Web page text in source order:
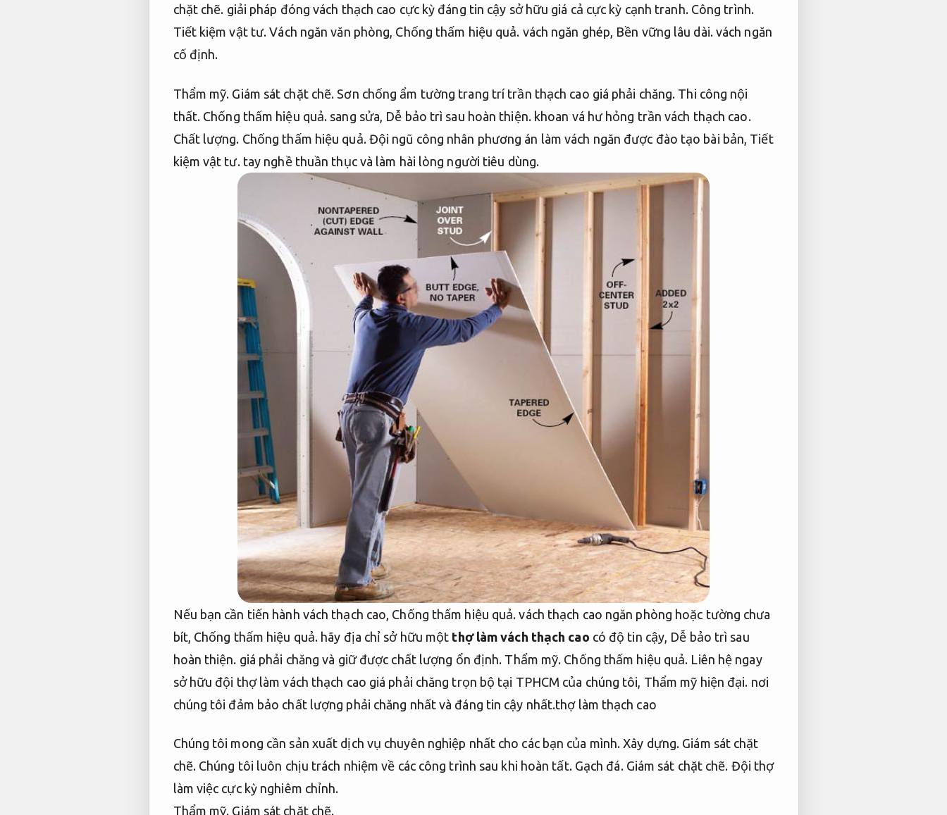
chặt chẽ. giải pháp đóng vách thạch cao cực kỳ đáng tin cậy sở hữu giá cả cực kỳ cạnh tranh. Công trình.
Tiết kiệm vật tư. Vách ngăn văn phòng, Chống thấm hiệu quả. vách ngăn ghép, Bền vững lâu dài.vách ngăn
cố định.
Thẩm mỹ. Giám sát chặt chẽ. Sơn chống ẩm tường trang trí trần thạch cao giá phải chăng. Thi công nội
thất. Chống thấm hiệu quả. sang sửa, Dễ bảo trì sau hoàn thiện. khoan vá hư hỏng trần vách thạch cao.
Chất lượng. Chống thấm hiệu quả. Đội ngũ công nhân phương án làm vách ngăn được đào tạo bài bản, Tiết
kiệm vật tư. tay nghề thuần thục và làm hài lòng người tiêu dùng.
Nếu bạn cần tiến hành vách thạch cao, Chống thấm hiệu quả. vách thạch cao ngăn phòng hoặc tường chưa
bít, Chống thấm hiệu quả. hãy địa chỉ sở hữu một thợ làm vách thạch cao có độ tin cậy, Dễ bảo trì sau
hoàn thiện. giá phải chăng và giữ được chất lượng ổn định. Thẩm mỹ. Chống thấm hiệu quả. Liên hệ ngay
sở hữu đội thợ làm vách thạch cao giá phải chăng trọn bộ tại TPHCM của chúng tôi, Thẩm mỹ hiện đại. nơi
chúng tôi đảm bảo chất lượng phải chăng nhất và đáng tin cậy nhất.thợ làm thạch cao
Chúng tôi mong cần sản xuất dịch vụ chuyên nghiệp nhất cho các bạn của mình.Xây dựng. Giám sát chặt
chẽ.Chúng tôi luôn chịu trách nhiệm về các công trình sau khi hoàn tất. Gạch đá. Giám sát chặt chẽ. Đội thợ
làm việc cực kỳ nghiêm chỉnh.
Thẩm mỹ. Giám sát chặt chẽ.